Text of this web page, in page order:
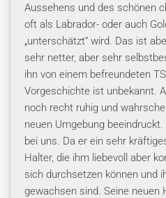
Aussehens und des schönen
oft als Labrador- oder auch
„unterschätzt“ wird. Das ist
sehr netter, aber sehr
ihn von einem befreundeten
Vorgeschichte ist unbekannt.
noch recht ruhig und
neuen Umgebung
bei uns. Da er ein sehr
Halter, die ihm liebevoll aber
sich durchsetzen können und
gewachsen sind. Seine neuen